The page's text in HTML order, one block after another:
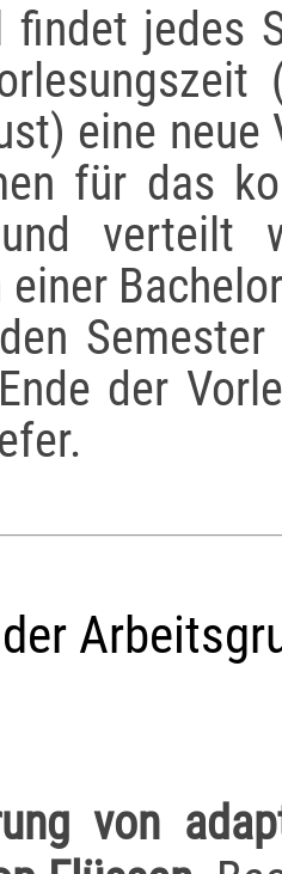
findet jedes
eine neue
für das
verteilt
einer
der
von